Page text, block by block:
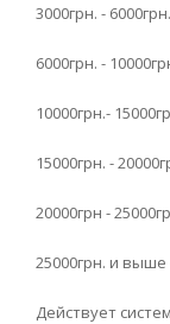
3000грн. -
6000грн. -
10000грн.-
15000грн. -
20000грн -
25000грн. и выше
Действует